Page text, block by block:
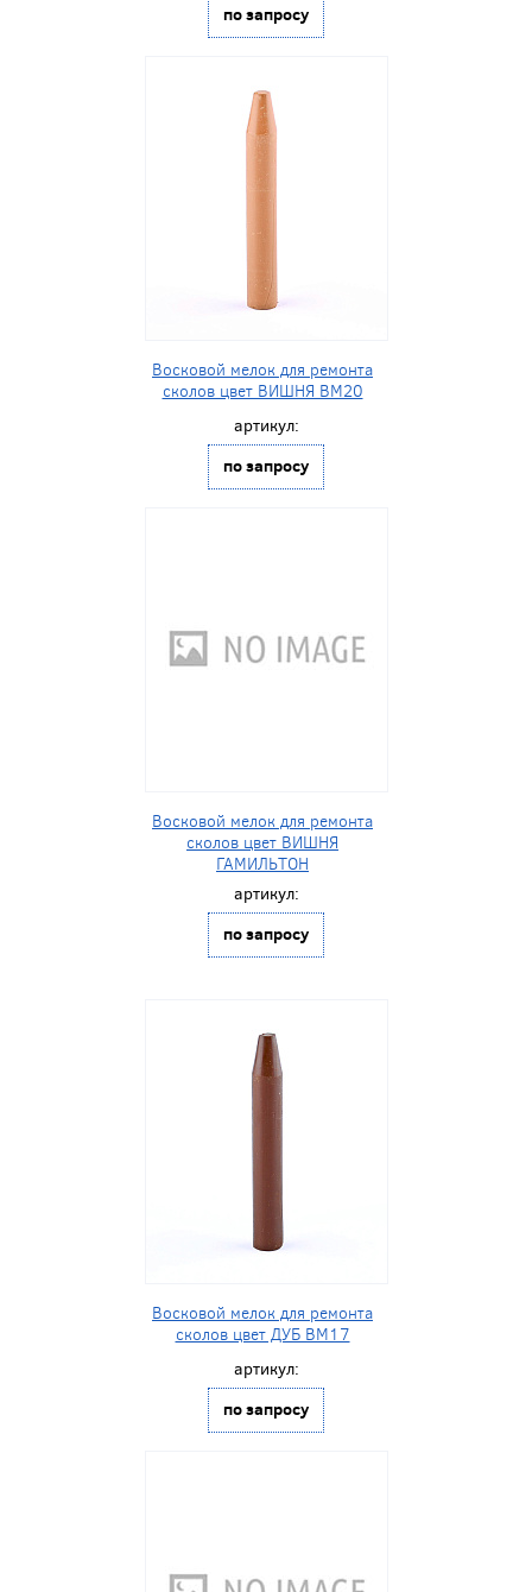
по запросу
Восковой мелок для ремонта
сколов цвет ВИШНЯ BM20
артикул:
по запросу
Восковой мелок для ремонта
сколов цвет ВИШНЯ
ГАМИЛЬТОН
артикул:
по запросу
Восковой мелок для ремонта
сколов цвет ДУБ BM17
артикул:
по запросу